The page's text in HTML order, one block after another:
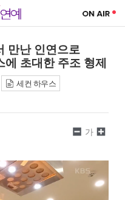
만난 인연으로
초대한 주조 형제
세컨 하우스
가